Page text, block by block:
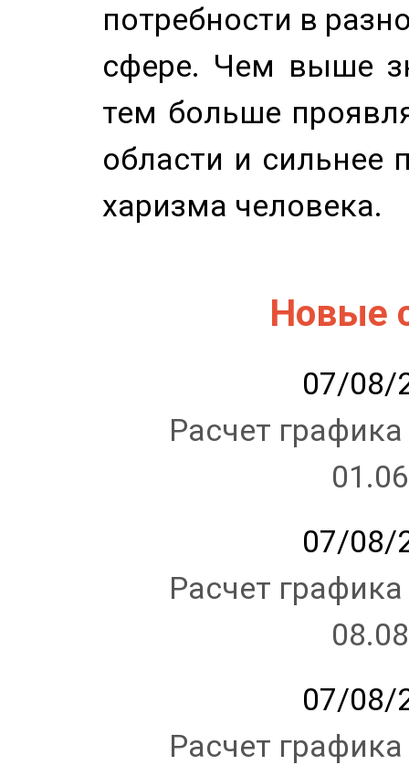
потребности в
сфере. Чем выше
тем больше
области и сильнее
харизма человека.
Новые
07/08/
Расчет
07/08/
Расчет
07/08/
Расчет